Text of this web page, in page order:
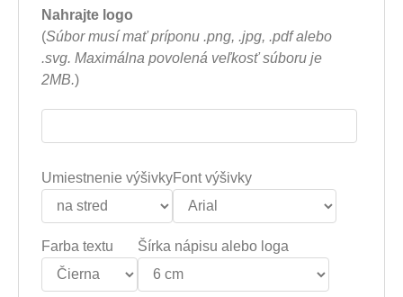
Nahrajte logo
(Súbor musí mať príponu .png, .jpg, .pdf alebo
.svg. Maximálna povolená veľkosť súboru je
2MB.)
Umiestnenie výšivkyFont výšivky
Farba textu Šírka nápisu alebo loga